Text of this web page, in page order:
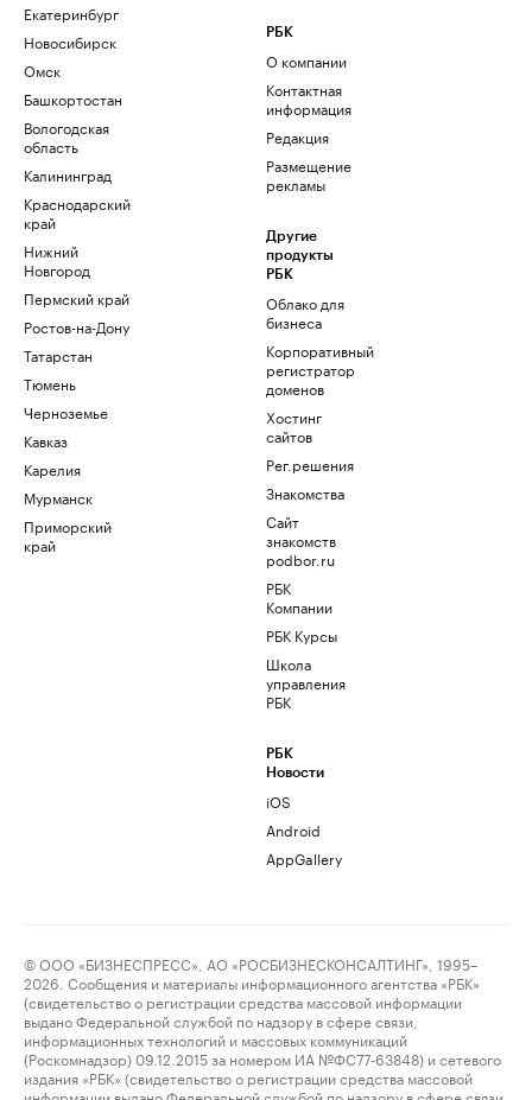
Екатеринбург
Новосибирск
Омск
Башкортостан
Вологодская
область
Калининград
Краснодарский
край
Нижний
Новгород
Пермский край
Ростов-на-Дону
Татарстан
Тюмень
Черноземье
Кавказ
Карелия
Мурманск
Приморский
край
РБК
О компании
Контактная
информация
Редакция
Размещение
рекламы
Другие
продукты
РБК
Облако для
бизнеса
Корпоративный
регистратор
доменов
Хостинг
сайтов
Рег.решения
Знакомства
Сайт
знакомств
podbor.ru
РБК
Компании
РБК Курсы
Школа
управления
РБК
РБК
Новости
iOS
Android
AppGallery
© ООО «БИЗНЕСПРЕСС», АО «РОСБИЗНЕСКОНСАЛТИНГ», 1995–
2026. Сообщения и материалы информационного агентства «РБК»
(свидетельство о регистрации средства массовой информации
выдано Федеральной службой по надзору в сфере связи,
информационных технологий и массовых коммуникаций
(Роскомнадзор) 09.12.2015 за номером ИА №ФС77-63848) и сетевого
издания «РБК» (свидетельство о регистрации средства массовой